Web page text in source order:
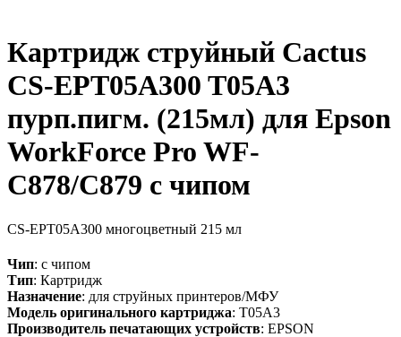
Картридж струйный Cactus
CS-EPT05A300 T05A3
пурп.пигм. (215мл) для Epson
WorkForce Pro WF-
C878/C879 с чипом
CS-EPT05A300 многоцветный 215 мл
Чип: с чипом
Тип: Картридж
Назначение: для струйных принтеров/МФУ
Модель оригинального картриджа: T05A3
Производитель печатающих устройств: EPSON